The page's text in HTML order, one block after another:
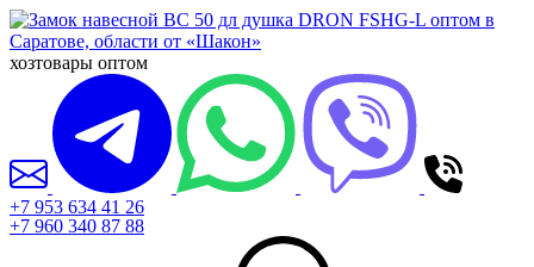
хозтовары оптом
+7 953 634 41 26
+7 960 340 87 88